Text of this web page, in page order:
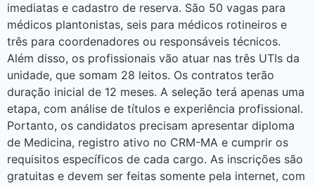
imediatas e cadastro de reserva. São 50 vagas para
médicos plantonistas, seis para médicos rotineiros e
três para coordenadores ou responsáveis técnicos.
Além disso, os profissionais vão atuar nas três UTIs da
unidade, que somam 28 leitos. Os contratos terão
duração inicial de 12 meses. A seleção terá apenas uma
etapa, com análise de títulos e experiência profissional.
Portanto, os candidatos precisam apresentar diploma
de Medicina, registro ativo no CRM-MA e cumprir os
requisitos específicos de cada cargo. As inscrições são
gratuitas e devem ser feitas somente pela internet, com